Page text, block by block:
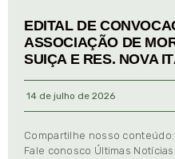
EDITAL DE
ASSOCIAÇÃO DE
SUIÇA E RES. NOVA
14 de julho de 2026
Compartilhe nosso conteúdo:
Fale conosco Últimas Notícias